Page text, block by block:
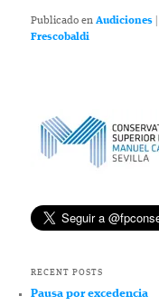
Publicado en Audiciones
Frescobaldi
RECENT POSTS
Pausa por excedencia